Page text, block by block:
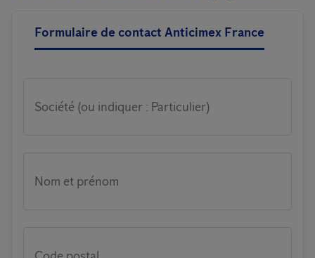
Formulaire de contact Anticimex France
Société (ou indiquer : Particulier)
Nom et prénom